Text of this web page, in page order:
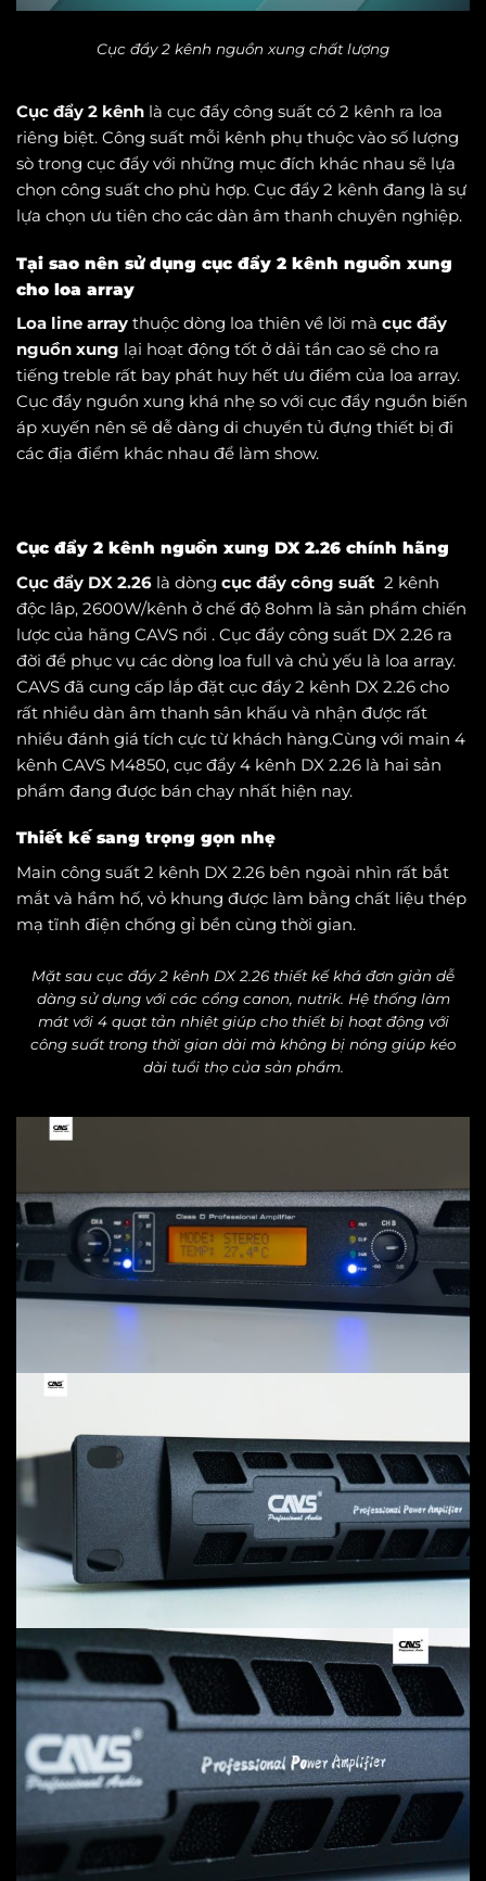
Cục đẩy 2 kênh nguồn xung chất lượng
Cục đẩy 2 kênh là cục đẩy công suất có 2 kênh ra loa
riêng biệt. Công suất mỗi kênh phụ thuộc vào số lượng
sò trong cục đẩy với những mục đích khác nhau sẽ lựa
chọn công suất cho phù hợp. Cục đẩy 2 kênh đang là sự
lựa chọn ưu tiên cho các dàn âm thanh chuyên nghiệp.
Tại sao nên sử dụng cục đẩy 2 kênh nguồn xung
cho loa array
Loa line array thuộc dòng loa thiên về lời mà cục đẩy
nguồn xung lại hoạt động tốt ở dải tần cao sẽ cho ra
tiếng treble rất bay phát huy hết ưu điểm của loa array.
Cục đẩy nguồn xung khá nhẹ so với cục đẩy nguồn biến
áp xuyến nên sẽ dễ dàng di chuyển tủ đựng thiết bị đi
các địa điểm khác nhau để làm show.
Cục đẩy 2 kênh nguồn xung DX 2.26 chính hãng
Cục đẩy DX 2.26 là dòng cục đẩy công suất 2 kênh
độc lâp, 2600W/kênh ở chế độ 8ohm là sản phẩm chiến
lược của hãng CAVS nổi . Cục đẩy công suất DX 2.26 ra
đời để phục vụ các dòng loa full và chủ yếu là loa array.
CAVS đã cung cấp lắp đặt cục đẩy 2 kênh DX 2.26 cho
rất nhiều dàn âm thanh sân khấu và nhận được rất
nhiều đánh giá tích cực từ khách hàng.Cùng với main 4
kênh CAVS M4850, cục đẩy 4 kênh DX 2.26 là hai sản
phẩm đang được bán chạy nhất hiện nay.
Thiết kế sang trọng gọn nhẹ
Main công suất 2 kênh DX 2.26 bên ngoài nhìn rất bắt
mắt và hầm hố, vỏ khung được làm bằng chất liệu thép
mạ tĩnh điện chống gỉ bền cùng thời gian.
Mặt sau cục đẩy 2 kênh DX 2.26 thiết kế khá đơn giản dễ
dàng sử dụng với các cổng canon, nutrik. Hệ thống làm
mát với 4 quạt tản nhiệt giúp cho thiết bị hoạt động với
công suất trong thời gian dài mà không bị nóng giúp kéo
dài tuổi thọ của sản phẩm.